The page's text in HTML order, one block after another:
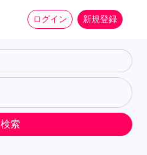
ログイン 新規登録
検索